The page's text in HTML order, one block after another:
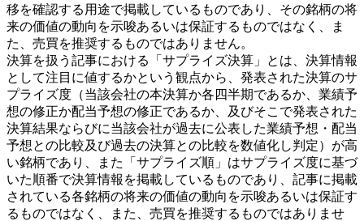
移を確認する用途で掲載しているものであり、その銘柄の将
来の価値の動向を示唆あるいは保証するものではなく、ま
た、売買を推奨するものではありません。
決算を扱う記事における「サプライズ決算」とは、決算情報
として注目に値するかという観点から、発表された決算のサ
プライズ度（当該会社の本決算か各四半期であるか、業績予
想の修正か配当予想の修正であるか、及びそこで発表された
決算結果ならびに当該会社が過去に公表した業績予想・配当
予想との比較及び過去の決算との比較を数値化し判定）が高
い銘柄であり、また「サプライズ順」はサプライズ度に基づ
いた順番で決算情報を掲載しているものであり、記事に掲載
されている各銘柄の将来の価値の動向を示唆あるいは保証す
るものではなく、また、売買を推奨するものではありませ